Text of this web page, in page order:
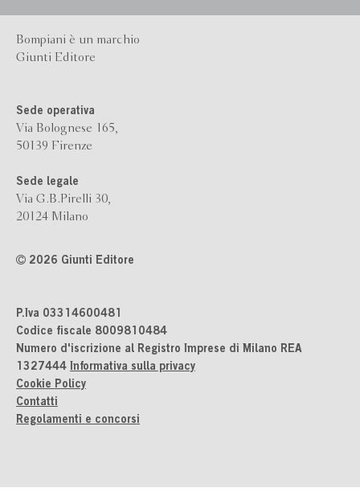
Bompiani è un marchio
Giunti Editore
Sede operativa
Via Bolognese 165,
50139 Firenze
Sede legale
Via G.B.Pirelli 30,
20124 Milano
2026 Giunti Editore
P.Iva 03314600481
Codice fiscale 8009810484
Numero d'iscrizione al Registro Imprese di Milano REA
1327444 Informativa sulla privacy
Cookie Policy
Contatti
Regolamenti e concorsi